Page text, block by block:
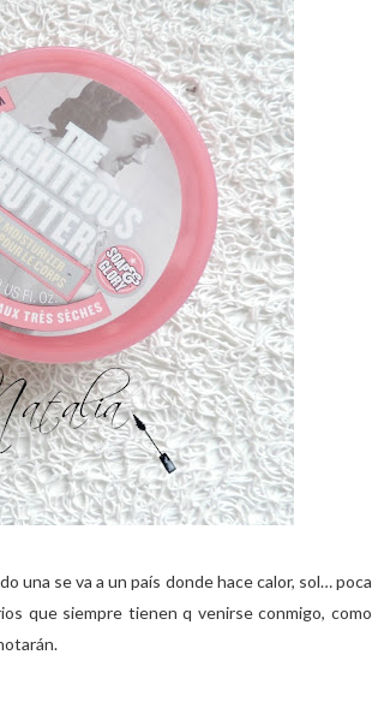
una se va a un país donde hace calor, sol… poca
que siempre tienen q venirse conmigo, como